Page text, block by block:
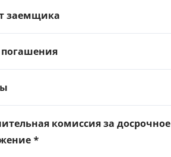
заемщика
комиссия за досрочное
*